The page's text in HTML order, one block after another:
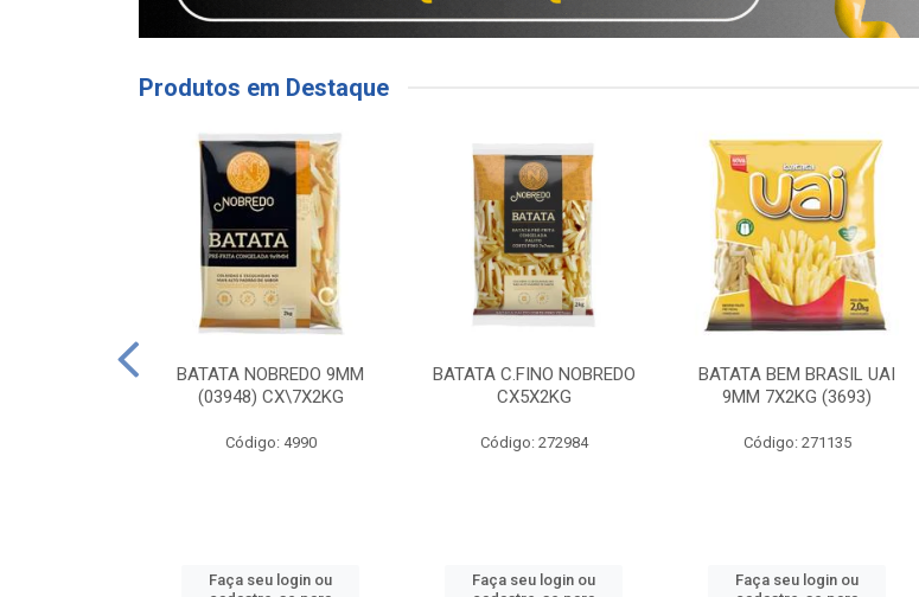
Produtos em Destaque
BATATA NOBREDO 9MM
(03948) CX\7X2KG
Código: 4990
Faça seu login ou
BATATA C.FINO NOBREDO
CX5X2KG
Código: 272984
Faça seu login ou
BATATA BEM BRASIL UAI
9MM 7X2KG (3693)
Código: 271135
Faça seu login ou